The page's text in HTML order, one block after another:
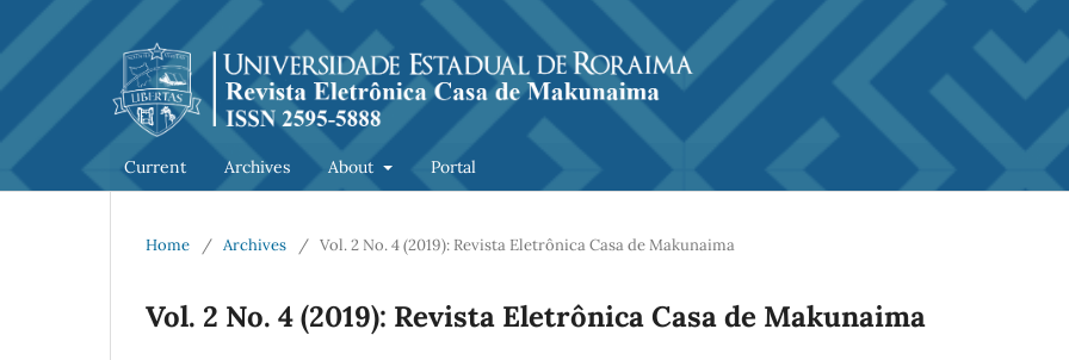
Current Archives About Portal
Home / Archives / Vol. 2 No. 4 (2019): Revista Eletrônica Casa de Makunaima
Vol. 2 No. 4 (2019): Revista Eletrônica Casa de Makunaima